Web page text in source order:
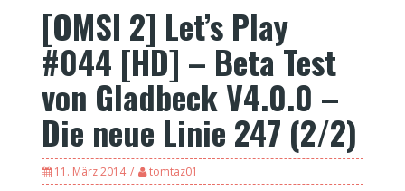
[OMSI 2] Let’s Play
#044 [HD] – Beta Test
von Gladbeck V4.0.0 –
Die neue Linie 247 (2/2)
11. März 2014 tomtaz01